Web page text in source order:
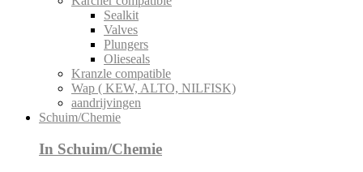
Sealkit
Valves
Plungers
Olieseals
Kranzle compatible
Wap ( KEW, ALTO, NILFISK)
aandrijvingen
Schuim/Chemie
In Schuim/Chemie